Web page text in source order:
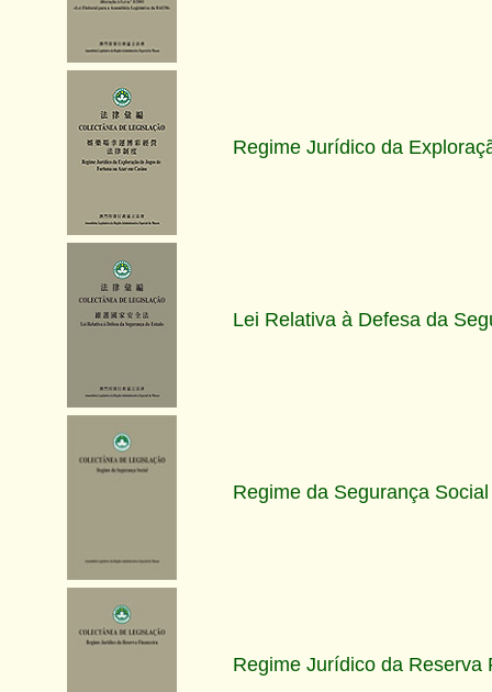
Regime Jurídico da
Lei Relativa à Defesa da
Regime da Segurança Social
Regime Jurídico da Reserva